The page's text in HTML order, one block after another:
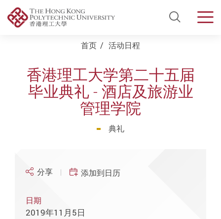
Open
首页 活动日程
香港理工大学第二十五届
毕业典礼 - 酒店及旅游业
管理学院
典礼
分享 添加到日历
日期
2019年11月5日